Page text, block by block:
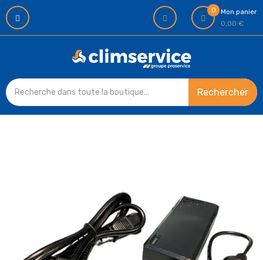
0
Mon panier
0,00 €
Rechercher